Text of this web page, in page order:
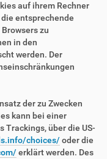
auf ihrem Rechner
entsprechende
zu
in den
werden. Der
der zu Zwecken
kann bei einer
Trackings, über die US-
choices/ oder die
erklärt werden. Des